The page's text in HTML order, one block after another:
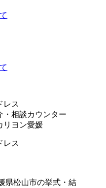
レス
・相談カウンター
リヨン愛媛
レス
県松山市の挙式・結